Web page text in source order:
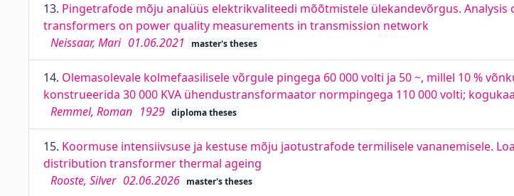
13. Pingetrafode mõju analüüs elektrikvaliteedi mõõtmistele ülekandevõrgus.
transformers on power quality measurements in transmission network
Neissaar, Mari 01.06.2021 master's theses
14. Olemasolevale kolmefaasilisele võrgule pingega 60 000 volti ja 50 ~, millel 10 %
konstrueerida 30 000 KVA ühendustransformaator normpingega 110 000 volti;
Remmel, Roman 1929 diploma theses
15. Koormuse intensiivsuse ja kestuse mõju jaotustrafode termilisele vananemisele.
distribution transformer thermal ageing
Rooste, Silver 02.06.2026 master's theses